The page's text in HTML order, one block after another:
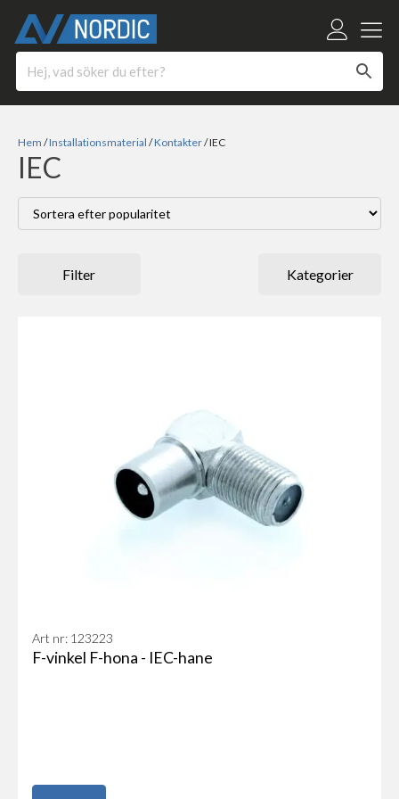
Hem /Installationsmaterial /Kontakter/ IEC
IEC
Filter Kategorier
Art nr: 123223
F-vinkel F-hona - IEC-hane